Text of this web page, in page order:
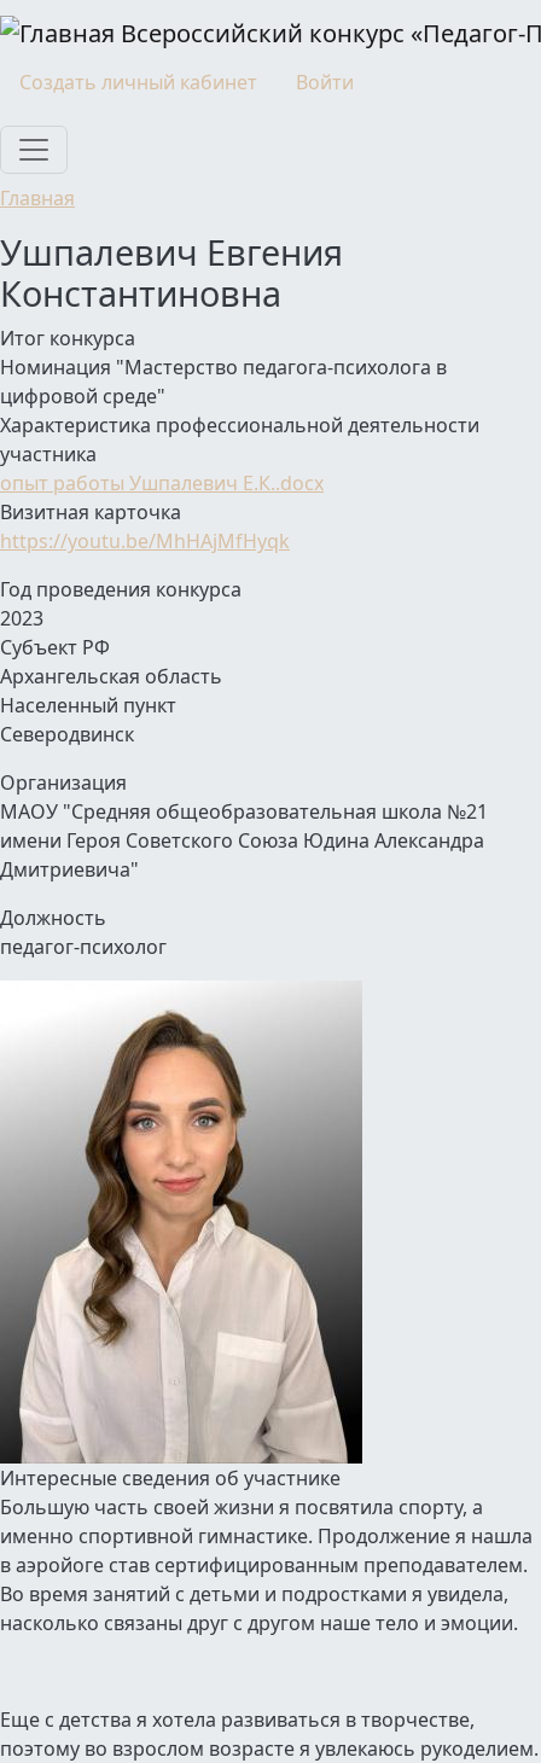
Перейти к основному содержанию
Всероссийский конкурс «Педагог-
Моя учетная запись
Создать личный кабинет Войти
Главная
Ушпалевич Евгения
Константиновна
Итог конкурса
Номинация "Мастерство педагога-психолога в
цифровой среде"
Характеристика профессиональной деятельности
участника
опыт работы Ушпалевич Е.К..docx
Визитная карточка
https://youtu.be/MhHAjMfHyqk
Год проведения конкурса
2023
Субъект РФ
Архангельская область
Населенный пункт
Северодвинск
Организация
МАОУ "Средняя общеобразовательная школа №21
имени Героя Советского Союза Юдина Александра
Дмитриевича"
Должность
педагог-психолог
Интересные сведения об участнике
Большую часть своей жизни я посвятила спорту, а
именно спортивной гимнастике. Продолжение я нашла
в аэройоге став сертифицированным преподавателем.
Во время занятий с детьми и подростками я увидела,
насколько связаны друг с другом наше тело и эмоции.
Еще с детства я хотела развиваться в творчестве,
поэтому во взрослом возрасте я увлекаюсь рукоделием.